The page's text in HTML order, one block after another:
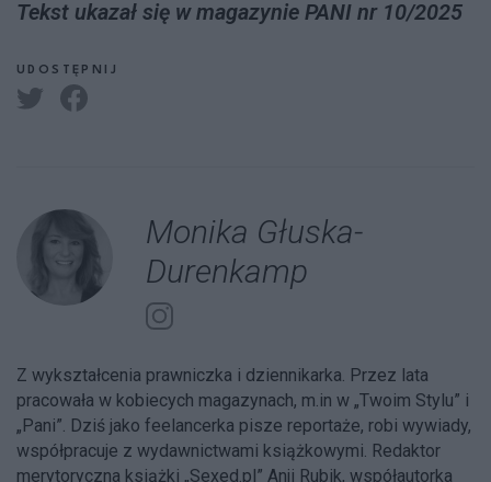
Tekst ukazał się w magazynie PANI nr 10/2025
UDOSTĘPNIJ
Monika Głuska-
Durenkamp
Z wykształcenia prawniczka i dziennikarka. Przez lata
pracowała w kobiecych magazynach, m.in w „Twoim Stylu” i
„Pani”. Dziś jako feelancerka pisze reportaże, robi wywiady,
współpracuje z wydawnictwami książkowymi. Redaktor
merytoryczna książki „Sexed.pl” Anji Rubik, współautorka